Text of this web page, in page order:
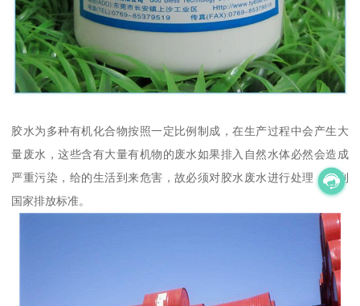
胶水为多种有机化合物按照一定比例制成，在生产过程中会产生大
量废水，这些含有大量有机物的废水如果排入自然水体必然会造成
严重污染，给的生活到来危害，故必须对胶水废水进行处理，达到
国家排放标准。